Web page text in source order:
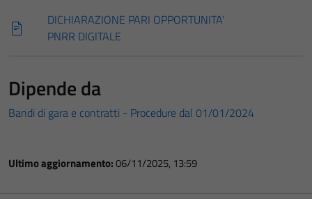
DICHIARAZIONE PARI OPPORTUNITA'
PNRR DIGITALE
Dipende da
Bandi di gara e contratti - Procedure dal 01/01/2024
Ultimo aggiornamento:06/11/2025, 13:59